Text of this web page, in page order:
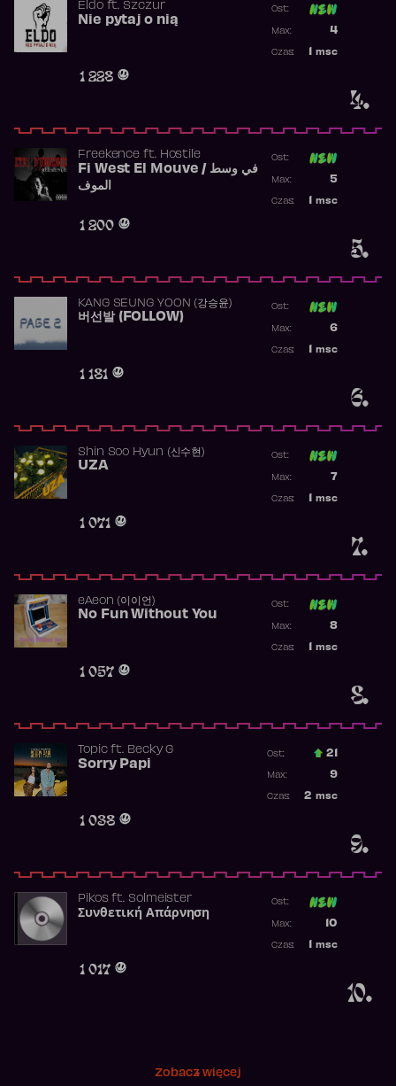
4.
Eldoft. Szczur
Nie pytaj o nią
1 228
Ost:
4
Max:
msc
Czas:
5.
Freekence ft. Hostile
Fi West El Mouve / في وسط
الموف
1 200
Ost:
5
Max:
msc
Czas:
6.
KANG SEUNG YOON (강승윤)
버선발 (FOLLOW)
1 181
Ost:
6
Max:
msc
Czas:
7.
Shin Soo Hyun (신수현)
UZA
1 071
Ost:
7
Max:
msc
Czas:
8.
​eAeon (이이언)
No Fun Without You
1 057
Ost:
8
Max:
msc
Czas:
9.
Topicft. Becky G
Sorry Papi
1 038
Ost.: 21
9
Max:
2 msc
Czas:
10.
Pikosft. Solmeister
Συνθετική Απάρνηση
1 017
Ost:
10
Max:
msc
Czas:
Zobacz więcej